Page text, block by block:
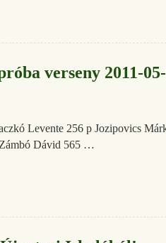
verseny 2011-
Levente 256 p Jozipovics
Dávid 565 …